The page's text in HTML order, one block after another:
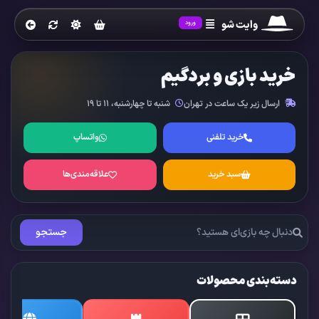
وایت شو ورود
خرید بازی و بردگیم
ارسال زیر یک ساعت در تهران شنبه تا چهارشنبه، ۱۱ تا ۱۹
خرید تلفنی واتساپ
سبد خرید علاقه‌مندی‌ها
جستجو
دسته‌بندی محصولات